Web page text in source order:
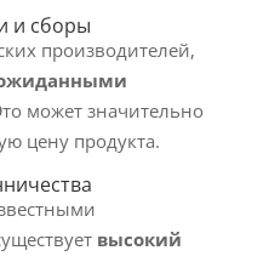
и сборы
производителей,
может значительно
цену продукта.
высокий